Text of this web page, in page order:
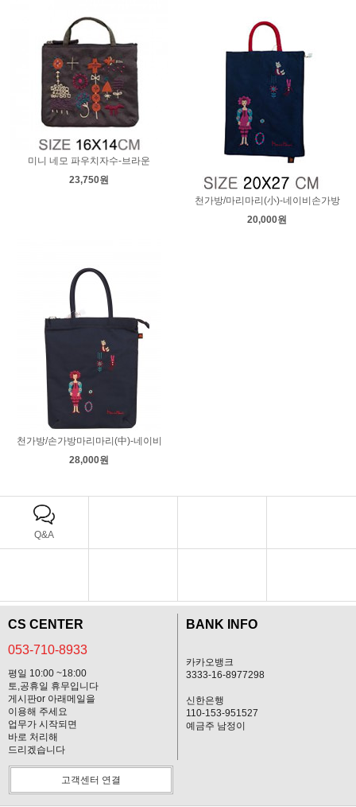
미니 네모 파우치자수-브라운
23,750원
천가방/마리마리(小)-네이비손가방
20,000원
천가방/손가방마리마리(中)-네이비
28,000원
Q&A
CS CENTER
053-710-8933
평일 10:00 ~18:00
토,공휴일 휴무입니다
게시판or 아래메일을
이용해 주세요
업무가 시작되면
바로 처리해
드리겠습니다
BANK INFO
카카오뱅크
3333-16-8977298
신한은행
110-153-951527
예금주 남정이
고객센터 연결